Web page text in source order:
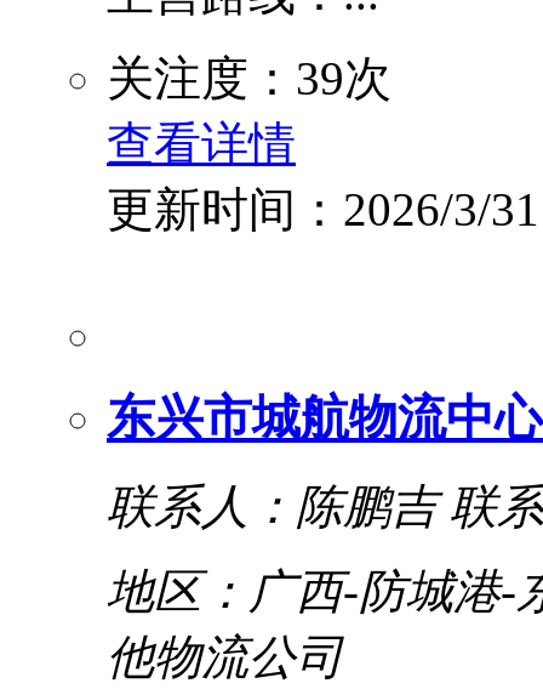
关注度：39次
查看详情
更新时间：2026/3/31
东兴市城航物流中心
联系人：陈鹏吉 联
地区：广西-防城港-
他物流公司